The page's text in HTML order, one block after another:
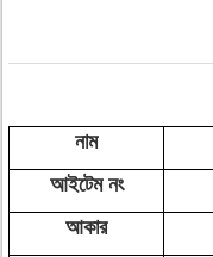
নাম
আইটেম নং
আকার